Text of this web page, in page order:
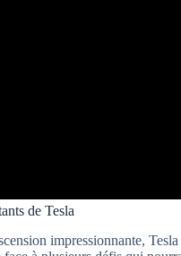
de Tesla
impressionnante,